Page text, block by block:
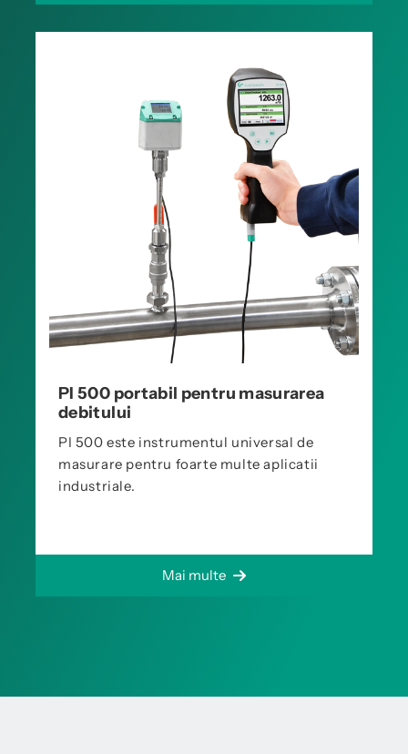
PI 500 portabil pentru masurarea
debitului
PI 500 este instrumentul universal de
masurare pentru foarte multe aplicatii
industriale.
Mai multe